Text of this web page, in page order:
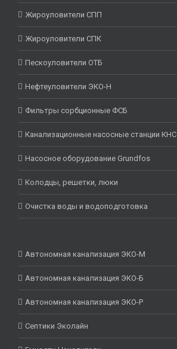
Жироуловители СПП
Жироуловители СПК
Пескоуловители ОТБ
Нефтеуловители ЭКО-Н
Фильтры сорбционные ФСБ
Канализационные насосные станции КНС
Насосное оборудование Grundfos
Колодцы, решетки, люки
Очистка воды и водоподготовка
Автономная канализация ЭКО-М
Автономная канализация ЭКО-Б
Автономная канализация ЭКО-Р
Септики Эколайн